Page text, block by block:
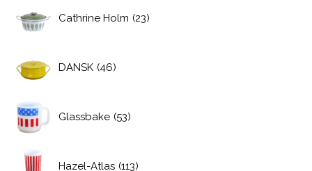
Cathrine Holm (23)
DANSK (46)
Glassbake (53)
Hazel-Atlas (113)